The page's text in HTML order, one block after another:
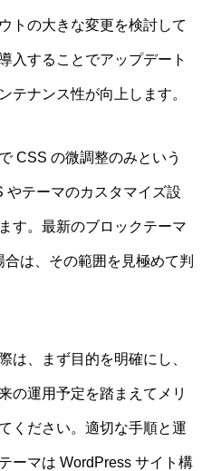
トの大きな変更を検討して
入することでアップデート
テナンス性が向上します。
CSS の微調整のみという
やテーマのカスタマイズ設
す。最新のブロックテーマ
は、その範囲を見極めて判
は、まず目的を明確にし、
の運用予定を踏まえてメリ
ください。適切な手順と運
ーマは WordPress サイト構